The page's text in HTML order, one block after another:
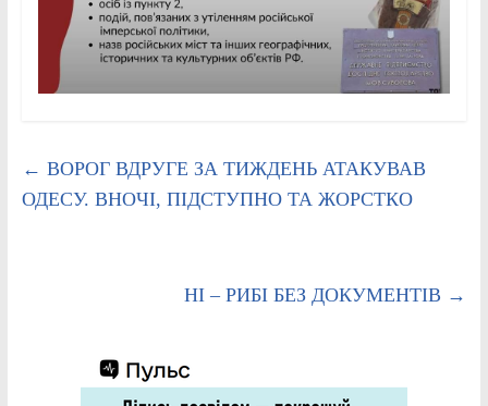
← ВОРОГ ВДРУГЕ ЗА ТИЖДЕНЬ АТАКУВАВ
ОДЕСУ. ВНОЧІ, ПІДСТУПНО ТА ЖОРСТКО
НІ – РИБІ БЕЗ ДОКУМЕНТІВ →